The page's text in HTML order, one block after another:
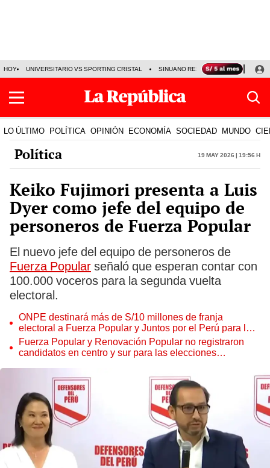
HOY UNIVERSITARIO VS SPORTING CRISTAL SINUANO RESULTADOS HOY
LO ÚLTIMO POLÍTICA OPINIÓN ECONOMÍA SOCIEDAD MUNDO
Política 19 May 2026 | 19:56 h
Keiko Fujimori presenta a Luis
Dyer como jefe del equipo de
personeros de Fuerza Popular
El nuevo jefe del equipo de personeros de
Fuerza Popular señaló que esperan contar con
100.000 voceros para la segunda vuelta
electoral.
ONPE destinará más de S/10 millones de franja
electoral a Fuerza Popular y Juntos por el Perú para la
segunda vuelta
Fuerza Popular y Renovación Popular no registraron
candidatos en centro y sur para las elecciones